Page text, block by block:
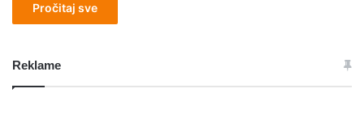
Pročitaj sve
Reklame